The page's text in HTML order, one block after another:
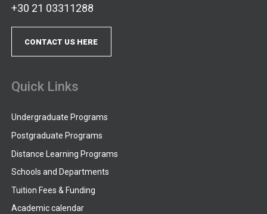
+30 21 03311288
CONTACT US HERE
Quick Links
Undergraduate Programs
Postgraduate Programs
Distance Learning Programs
Schools and Departments
Tuition Fees & Funding
Academic calendar